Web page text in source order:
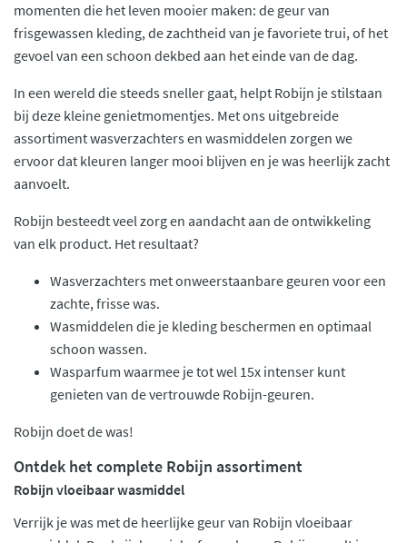
momenten die het leven mooier maken: de geur van
frisgewassen kleding, de zachtheid van je favoriete trui, of het
gevoel van een schoon dekbed aan het einde van de dag.
In een wereld die steeds sneller gaat, helpt Robijn je stilstaan
bij deze kleine genietmomentjes. Met ons uitgebreide
assortiment wasverzachters en wasmiddelen zorgen we
ervoor dat kleuren langer mooi blijven en je was heerlijk zacht
aanvoelt.
Robijn besteedt veel zorg en aandacht aan de ontwikkeling
van elk product. Het resultaat?
Wasverzachters met onweerstaanbare geuren voor een
zachte, frisse was.
Wasmiddelen die je kleding beschermen en optimaal
schoon wassen.
Wasparfum waarmee je tot wel 15x intenser kunt
genieten van de vertrouwde Robijn-geuren.
Robijn doet de was!
Ontdek het complete Robijn assortiment
Robijn vloeibaar wasmiddel
Verrijk je was met de heerlijke geur van Robijn vloeibaar